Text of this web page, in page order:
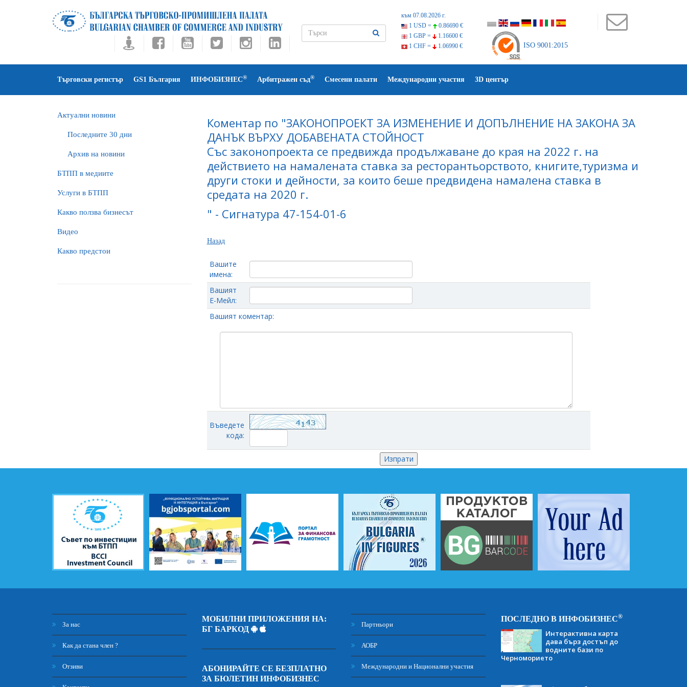
към 07.08.2026 г.
1 USD =
0.86690 €
1 GBP =
1.16600 €
1 CHF =
1.06990 € ISO 9001:2015
Търговски регистър GS1 България ИНФОБИЗНЕС® Арбитражен съд® Смесени палати Международни участия 3D център
Актуални новини
Последните 30 дни
Архив на новини
БTПП в медиите
Услуги в БТПП
Какво ползва бизнесът
Видео
Какво предстои
Коментар по "ЗАКОНОПРОЕКТ ЗА ИЗМЕНЕНИЕ И ДОПЪЛНЕНИЕ НА ЗАКОНА ЗА
ДАНЪК ВЪРХУ ДОБАВЕНАТА СТОЙНОСТ
Със законопроекта се предвижда продължаване до края на 2022 г. на
действието на намалената ставка за ресторантьорството, книгите,туризма и
други стоки и дейности, за които беше предвидена намалена ставка в
средата на 2020 г.
" - Сигнатура 47-154-01-6
Назад
Вашите
имена:
Вашият
Е-Мейл:
Вашият коментар:
Въведете
кода:
За нас
Как да стана член ?
Отзиви
МОБИЛНИ ПРИЛОЖЕНИЯ НА:
БГ БАРКОД
АБОНИРАЙТЕ СЕ БЕЗПЛАТНО
ЗА БЮЛЕТИН ИНФОБИЗНЕС
Партньори
АОБР
Международни и Национални участия
ПОСЛЕДНО В ИНФОБИЗНЕС®
Интерактивна карта
дава бърз достъп до
водните бази по
Черноморието